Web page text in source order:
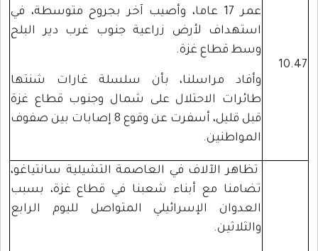
عمر 17 عاما، وأصيب آخر بجروح متوسطة، في
استهداف لأرض زراعية جنوب غرب دير البلح
وسط قطاع غزة.
وأفاد مراسلنا، بأن سلسلة غارات شنتها
طائرات الاحتلال على شمال وجنوب قطاع غزة
قبل قليل، أسفرت عن وقوع 8 إصابات بين صفوف
المواطنين.
10.47
تظاهر الآلاف في العاصمة التشيلية سانتياغو،
تضامنا مع أبناء شعبنا في قطاع غزة، بسبب
العدوان الإسرائيلي المتواصل لليوم الرابع
والثلاثين.